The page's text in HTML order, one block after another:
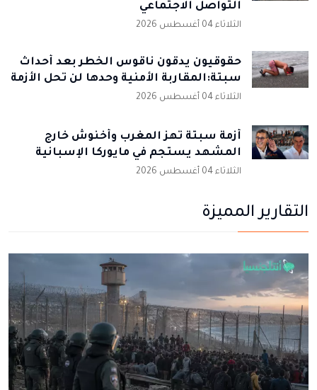
التواصل الاجتماعي
الثلاثاء 04 أغسطس 2026
حقوقيون يدقون ناقوس الخطر بعد أحداث
سبتة:المقاربة الأمنية وحدها لن تحل الأزمة
الثلاثاء 04 أغسطس 2026
أزمة سبتة تهز المغرب وأخنوش خارج
المشهد يستجم في مايوركا الإسبانية
الثلاثاء 04 أغسطس 2026
التقارير المميزة